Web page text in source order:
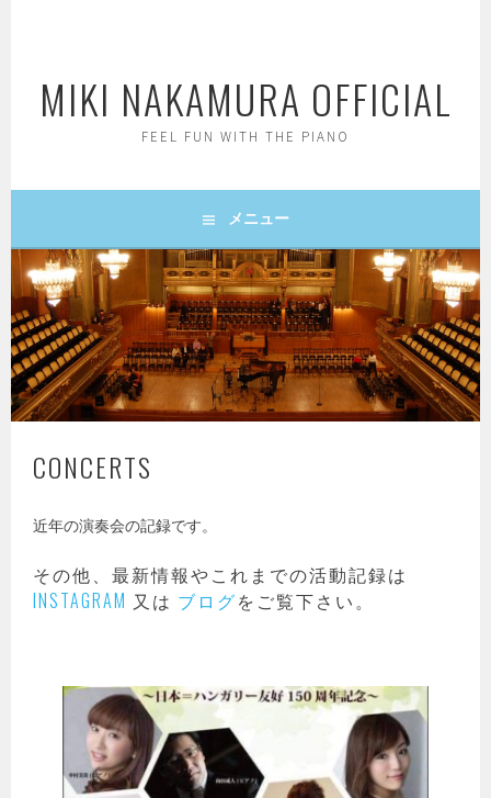
ッ
MIKI NAKAMURA OFFICIAL
FEEL FUN WITH THE PIANO
メニュー
CONCERTS
近年の演奏会の記録です。
その他、最新情報やこれまでの活動記録は
INSTAGRAM 又は ブログをご覧下さい。